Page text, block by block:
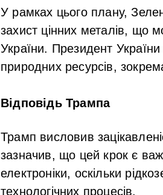
У рамках цього плану,
захист цінних металів, що
України. Президент
природних ресурсів,
Відповідь Трампа
Трамп висловив
зазначив, що цей крок є
електроніки, оскільки
технологічних процесів.